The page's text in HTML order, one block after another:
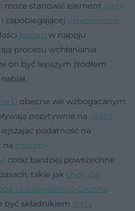
może stanowić element diety
i zapobiegającej osteoporozie.
fosforu w napoju
procesu wchłaniania
on być lepszym źródłem
D obecne we wzbogacanym
pozytywnie na układ
podatność na
na choroby
coraz bardziej powszechne
takie jak choroba
Leśniowskiego-Crohna.
być składnikiem diety